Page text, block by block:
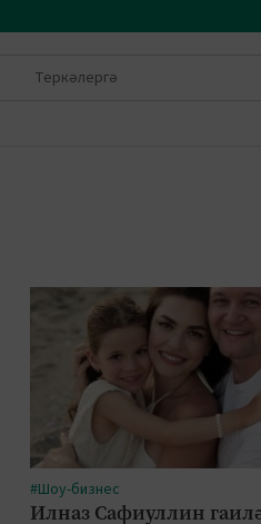
Теркәлергә
#Шоу-бизнес
Илназ Сафиуллин